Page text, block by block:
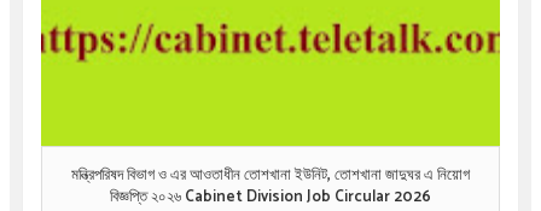
মন্ত্রিপরিষদ বিভাগ ও এর আওতাধীন তোশখানা ইউনিট, তোশখানা জাদুঘর এ নিয়োগ
বিজ্ঞপ্তি ২০২৬ Cabinet Division Job Circular 2026